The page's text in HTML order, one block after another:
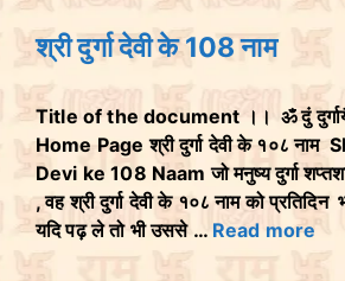
श्री दुर्गा देवी के 108 नाम
Title of the document ।। ॐ दुं
Home Page श्री दुर्गा देवी के १०८ नाम
Devi ke 108 Naam जो मनुष्य दुर्गा
, वह श्री दुर्गा देवी के १०८ नाम को
यदि पढ़ ले तो भी उससे … Read more